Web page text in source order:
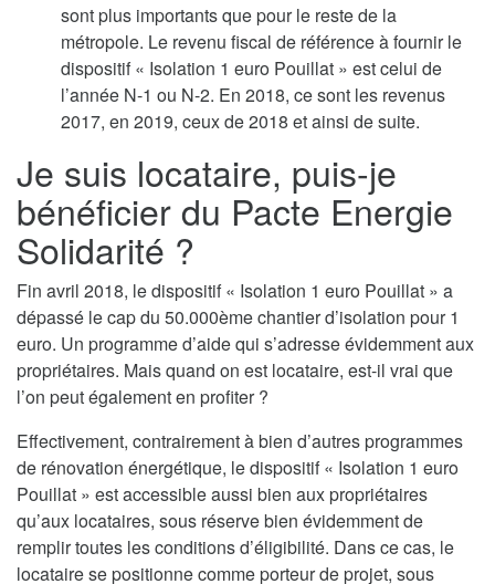
sont plus importants que pour le reste de la
métropole. Le revenu fiscal de référence à fournir le
dispositif « Isolation 1 euro Pouillat » est celui de
l’année N-1 ou N-2. En 2018, ce sont les revenus
2017, en 2019, ceux de 2018 et ainsi de suite.
Je suis locataire, puis-je
bénéficier du Pacte Energie
Solidarité ?
Fin avril 2018, le dispositif « Isolation 1 euro Pouillat » a
dépassé le cap du 50.000ème chantier d’isolation pour 1
euro. Un programme d’aide qui s’adresse évidemment aux
propriétaires. Mais quand on est locataire, est-il vrai que
l’on peut également en profiter ?
Effectivement, contrairement à bien d’autres programmes
de rénovation énergétique, le dispositif « Isolation 1 euro
Pouillat » est accessible aussi bien aux propriétaires
qu’aux locataires, sous réserve bien évidemment de
remplir toutes les conditions d’éligibilité. Dans ce cas, le
locataire se positionne comme porteur de projet, sous